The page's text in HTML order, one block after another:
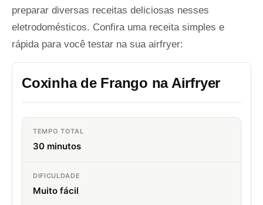
preparar diversas receitas deliciosas nesses
eletrodomésticos. Confira uma receita simples e
rápida para você testar na sua airfryer:
Coxinha de Frango na Airfryer
TEMPO TOTAL
30 minutos
DIFICULDADE
Muito fácil